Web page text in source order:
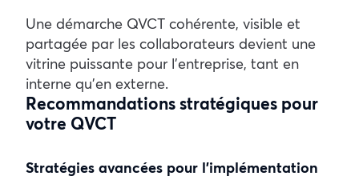
Une démarche QVCT cohérente, visible et
partagée par les collaborateurs devient une
vitrine puissante pour l’entreprise, tant en
interne qu’en externe.
Recommandations stratégiques pour
votre QVCT
Stratégies avancées pour l’implémentation